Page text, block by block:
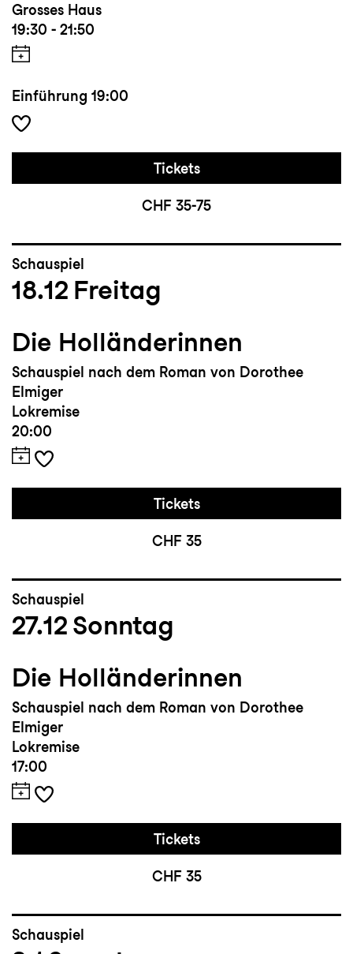
Grosses Haus
19:30 - 21:50
Einführung 19:00
Tickets
CHF 35-75
Schauspiel
18.12 Freitag
Die Holländerinnen
Schauspiel nach dem Roman von Dorothee
Elmiger
Lokremise
20:00
Tickets
CHF 35
Schauspiel
27.12 Sonntag
Die Holländerinnen
Schauspiel nach dem Roman von Dorothee
Elmiger
Lokremise
17:00
Tickets
CHF 35
Schauspiel